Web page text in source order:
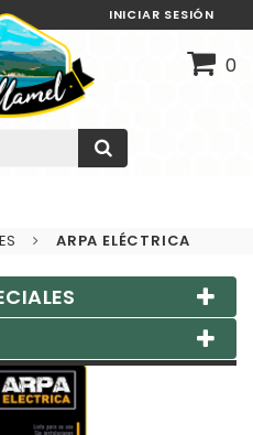
INICIAR SESIÓN
0
ARPA ELÉCTRICA